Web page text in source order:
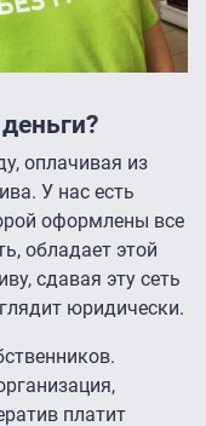
оплачивая из
У нас есть
оформлены все
обладает этой
сдавая эту сеть
юридически.
платит